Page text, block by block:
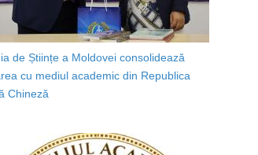
de Științe a Moldovei consolidează
cu mediul academic din Republica
Chineză